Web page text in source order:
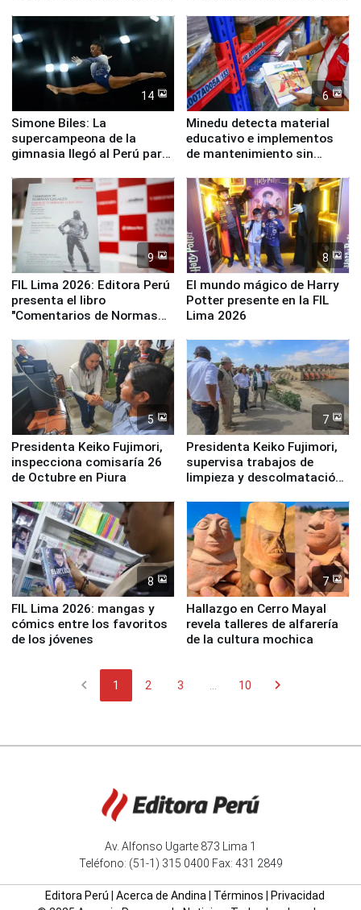
14
Simone Biles: La
supercampeona de la
gimnasia llegó al Perú para
Panamericanos Lima 2027
6
Minedu detecta material
educativo e implementos
de mantenimiento sin
la UGEL 2
9
FIL Lima 2026: Editora Perú
presenta el libro
"Comentarios de Normas
Derecho Colectivo"
8
El mundo mágico de Harry
Potter presente en la FIL
Lima 2026
5
Presidenta Keiko Fujimori,
inspecciona comisaría 26
de Octubre en Piura
7
Presidenta Keiko Fujimori,
supervisa trabajos de
limpieza y descolmatación
8
FIL Lima 2026: mangas y
cómics entre los favoritos
de los jóvenes
7
Hallazgo en Cerro Mayal
revela talleres de alfarería
de la cultura mochica
chevron_left 1 2 3 10 chevron_right
Av. Alfonso Ugarte 873 Lima 1
Teléfono: (51-1) 315 0400 Fax: 431 2849
Editora Perú | Acerca de Andina | Términos | Privacidad